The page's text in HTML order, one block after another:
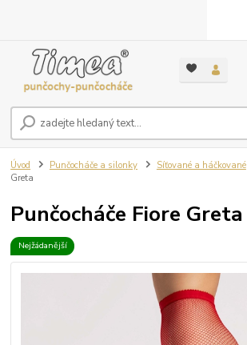
Úvod Punčocháče a silonky Síťované a háčkované
Greta
Punčocháče Fiore Greta
Nejžádanější